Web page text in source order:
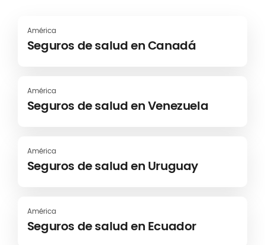
América
Seguros de salud en Canadá
América
Seguros de salud en Venezuela
América
Seguros de salud en Uruguay
América
Seguros de salud en Ecuador